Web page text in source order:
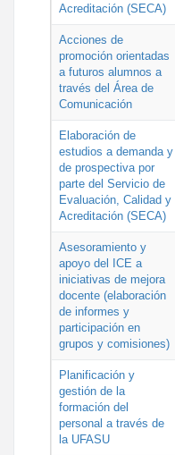
Acreditación (SECA)
Acciones de
promoción orientadas
a futuros alumnos a
través del Área de
Comunicación
Elaboración de
estudios a demanda y
de prospectiva por
parte del Servicio de
Evaluación, Calidad y
Acreditación (SECA)
Asesoramiento y
apoyo del ICE a
iniciativas de mejora
docente (elaboración
de informes y
participación en
grupos y comisiones)
Planificación y
gestión de la
formación del
personal a través de
la UFASU